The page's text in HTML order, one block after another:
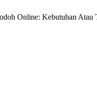
Online: Kebutuhan Atau